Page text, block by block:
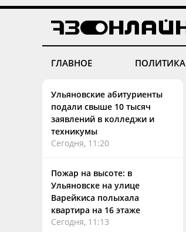
ГЛАВНОЕ ПОЛИТИКА
Ульяновские абитуриенты
подали свыше 10 тысяч
заявлений в колледжи и
техникумы
Сегодня, 11:20
Пожар на высоте: в
Ульяновске на улице
Варейкиса полыхала
квартира на 16 этаже
Сегодня, 11:13